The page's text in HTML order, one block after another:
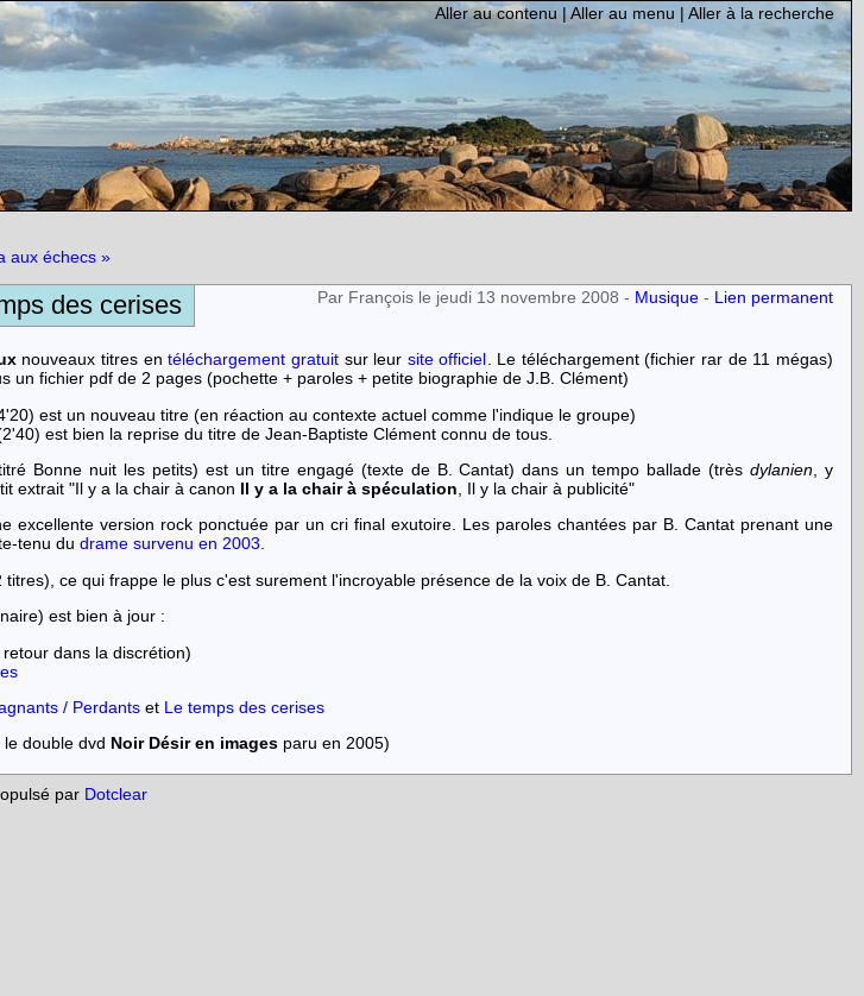
Aller au contenu |Aller au menu | Aller à la recherche
aux échecs »
des cerises Par François le jeudi 13 novembre 2008 - Musique - Lien permanent
nouveaux titres entéléchargement gratuitsur leur site officiel . Le téléchargement (fichier rar de 11 mégas)
un fichier pdf de 2 pages (pochette + paroles + petite biographie de J.B. Clément)
est un nouveau titre (en réaction au contexte actuel comme l'indique le groupe)
est bien la reprise du titre de Jean-Baptiste Clément connu de tous.
Bonne nuit les petits) est un titre engagé (texte de B. Cantat) dans un tempo ballade (trèsdylanien , y
extrait "Il y a la chair à canon Il y a la chair à spéculation , Il y la chair à publicité"
excellente version rock ponctuée par un cri final exutoire. Les paroles chantées par B. Cantat prenant une
tenu dudrame survenu en 2003.
ce qui frappe le plus c'est surement l'incroyable présence de la voix de B. Cantat.
est bien à jour :
dans la discrétion)
/ Perdants et Le temps des cerises
double dvd Noir Désir en images paru en 2005)
par Dotclear